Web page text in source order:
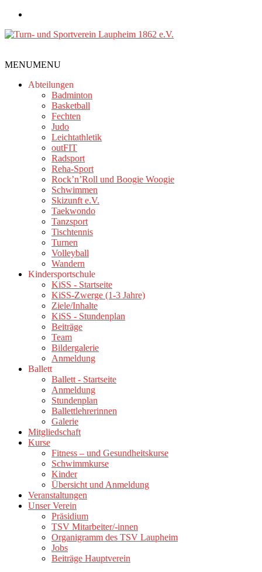
Zum
springen
und
Sportverein
Laupheim
MENUMENU
Abteilungen
Badminton
Basketball
Fechten
Judo
Leichtathletik
outFIT
Radsport
Reha-Sport
Rock’n’Roll und Boogie Woogie
Schwimmen
Skizunft e.V.
Taekwondo
Tanzsport
Tischtennis
Turnen
Volleyball
Wandern
Kindersportschule
KiSS - Startseite
KiSS-Zwerge (1-3 Jahre)
Ziele/Inhalte
KiSS - Stundenplan
Beiträge
Team
Bildergalerie
Anmeldung
Ballett
Ballett - Startseite
Anmeldung
Stundenplan
Ballettlehrerinnen
Galerie
Mitgliedschaft
Kurse
Fitness – und Gesundheitskurse
Schwimmkurse
Kinder
Übersicht und Anmeldung
Veranstaltungen
Unser Verein
Präsidium
TSV Mitarbeiter/-innen
Organigramm des TSV Laupheim
Jobs
Beiträge Hauptverein